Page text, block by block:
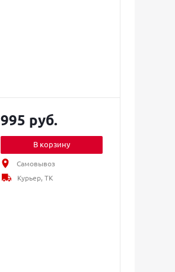
995 руб.
В корзину
Самовывоз
Курьер, ТК